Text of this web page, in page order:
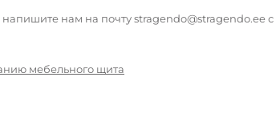
нам на почту stragendo@stragendo.ee с
мебельного щита